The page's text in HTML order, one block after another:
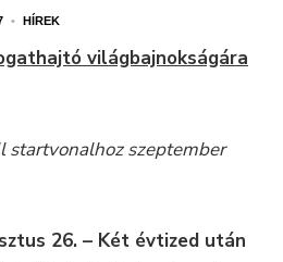
• HÍREK
világbajnokságára
startvonalhoz szeptember
26. – Két évtized után